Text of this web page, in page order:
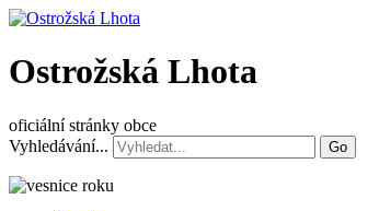
Ostrožská Lhota
oficiální stránky obce
Vyhledávání...
Go